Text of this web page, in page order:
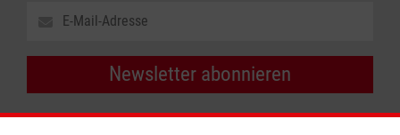
Newsletter abonnieren